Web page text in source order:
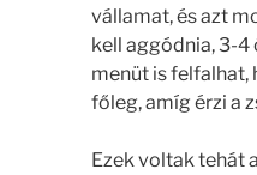
vállamat, és azt
kell aggódnia, 3-4
menüt is felfalhat,
főleg, amíg érzi a
Ezek voltak tehát